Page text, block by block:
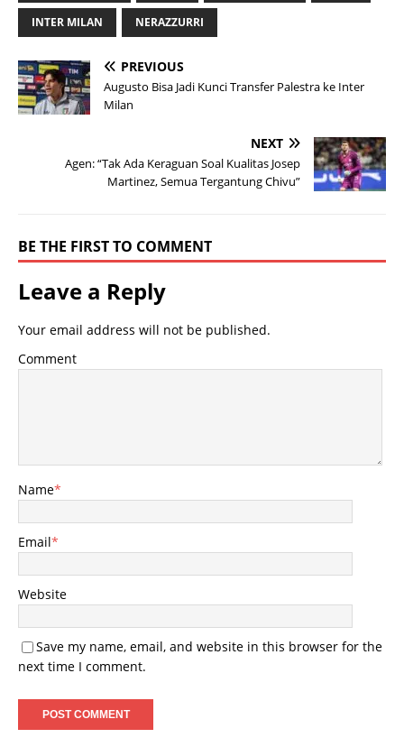
INTER MILAN NERAZZURRI
PREVIOUS
Augusto Bisa Jadi Kunci Transfer Palestra ke Inter
Milan
NEXT
Agen: “Tak Ada Keraguan Soal Kualitas Josep
Martinez, Semua Tergantung Chivu”
BE THE FIRST TO COMMENT
Leave a Reply
Your email address will not be published.
Comment
Name*
Email*
Website
Save my name, email, and website in this browser for the
next time I comment.